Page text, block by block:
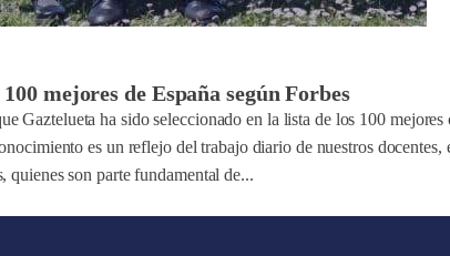
mejores de España según Forbes
Gaztelueta ha sido seleccionado en la lista de los 100 mejores
es un reflejo del trabajo diario de nuestros docentes,
son parte fundamental de...